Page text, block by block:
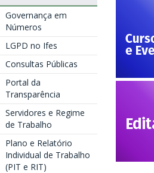
Governança em
Números
LGPD no Ifes
Consultas Públicas
Portal da
Transparência
Servidores e Regime
de Trabalho
Plano e Relatório
Individual de Trabalho
(PIT e RIT)